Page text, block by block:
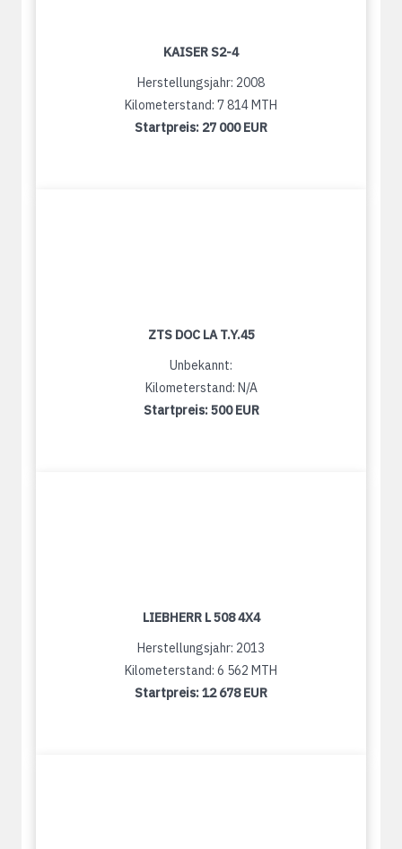
KAISER S2-4
Herstellungsjahr: 2008
Kilometerstand: 7 814 MTH
Startpreis: 27 000 EUR
ZTS DOC LA T.Y.45
Unbekannt:
Kilometerstand: N/A
Startpreis:500 EUR
LIEBHERR L 508 4X4
Herstellungsjahr: 2013
Kilometerstand: 6 562 MTH
Startpreis:12 678 EUR